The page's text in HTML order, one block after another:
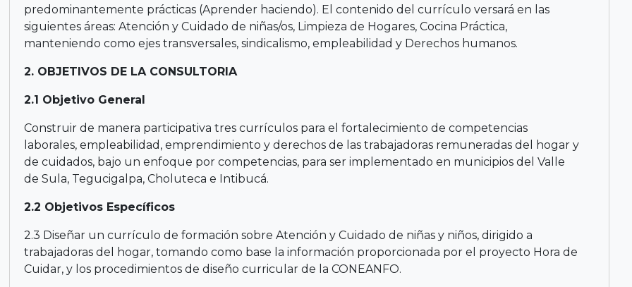
predominantemente prácticas (Aprender haciendo). El contenido del currículo versará en las
siguientes áreas: Atención y Cuidado de niñas/os, Limpieza de Hogares, Cocina Práctica,
manteniendo como ejes transversales, sindicalismo, empleabilidad y Derechos humanos.
2. OBJETIVOS DE LA CONSULTORIA
2.1 Objetivo General
Construir de manera participativa tres currículos para el fortalecimiento de competencias
laborales, empleabilidad, emprendimiento y derechos de las trabajadoras remuneradas del hogar y
de cuidados, bajo un enfoque por competencias, para ser implementado en municipios del Valle
de Sula, Tegucigalpa, Choluteca e Intibucá.
2.2 Objetivos Específicos
2.3 Diseñar un currículo de formación sobre Atención y Cuidado de niñas y niños, dirigido a
trabajadoras del hogar, tomando como base la información proporcionada por el proyecto Hora de
Cuidar, y los procedimientos de diseño curricular de la CONEANFO.